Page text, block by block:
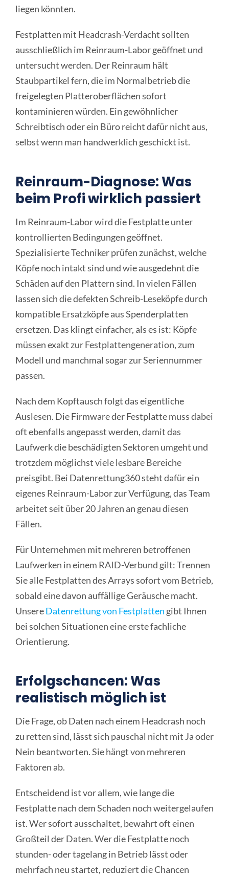
liegen könnten.
Festplatten mit Headcrash-Verdacht sollten
ausschließlich im Reinraum-Labor geöffnet und
untersucht werden. Der Reinraum hält
Staubpartikel fern, die im Normalbetrieb die
freigelegten Platteroberflächen sofort
kontaminieren würden. Ein gewöhnlicher
Schreibtisch oder ein Büro reicht dafür nicht aus,
selbst wenn man handwerklich geschickt ist.
Reinraum-Diagnose: Was
beim Profi wirklich passiert
Im Reinraum-Labor wird die Festplatte unter
kontrollierten Bedingungen geöffnet.
Spezialisierte Techniker prüfen zunächst, welche
Köpfe noch intakt sind und wie ausgedehnt die
Schäden auf den Plattern sind. In vielen Fällen
lassen sich die defekten Schreib-Leseköpfe durch
kompatible Ersatzköpfe aus Spenderplatten
ersetzen. Das klingt einfacher, als es ist: Köpfe
müssen exakt zur Festplattengeneration, zum
Modell und manchmal sogar zur Seriennummer
passen.
Nach dem Kopftausch folgt das eigentliche
Auslesen. Die Firmware der Festplatte muss dabei
oft ebenfalls angepasst werden, damit das
Laufwerk die beschädigten Sektoren umgeht und
trotzdem möglichst viele lesbare Bereiche
preisgibt. Bei Datenrettung360 steht dafür ein
eigenes Reinraum-Labor zur Verfügung, das Team
arbeitet seit über 20 Jahren an genau diesen
Fällen.
Für Unternehmen mit mehreren betroffenen
Laufwerken in einem RAID-Verbund gilt: Trennen
Sie alle Festplatten des Arrays sofort vom Betrieb,
sobald eine davon auffällige Geräusche macht.
UnsereDatenrettung von Festplatten gibt Ihnen
bei solchen Situationen eine erste fachliche
Orientierung.
Erfolgschancen: Was
realistisch möglich ist
Die Frage, ob Daten nach einem Headcrash noch
zu retten sind, lässt sich pauschal nicht mit Ja oder
Nein beantworten. Sie hängt von mehreren
Faktoren ab.
Entscheidend ist vor allem, wie lange die
Festplatte nach dem Schaden noch weitergelaufen
ist. Wer sofort ausschaltet, bewahrt oft einen
Großteil der Daten. Wer die Festplatte noch
stunden- oder tagelang in Betrieb lässt oder
mehrfach neu startet, reduziert die Chancen